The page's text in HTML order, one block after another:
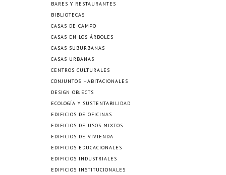
BARES Y RESTAURANTES
BIBLIOTECAS
CASAS DE CAMPO
CASAS EN LOS ÁRBOLES
CASAS SUBURBANAS
CASAS URBANAS
CENTROS CULTURALES
CONJUNTOS HABITACIONALES
DESIGN OBJECTS
ECOLOGÍA Y SUSTENTABILIDAD
EDIFICIOS DE OFICINAS
EDIFICIOS DE USOS MIXTOS
EDIFICIOS DE VIVIENDA
EDIFICIOS EDUCACIONALES
EDIFICIOS INDUSTRIALES
EDIFICIOS INSTITUCIONALES